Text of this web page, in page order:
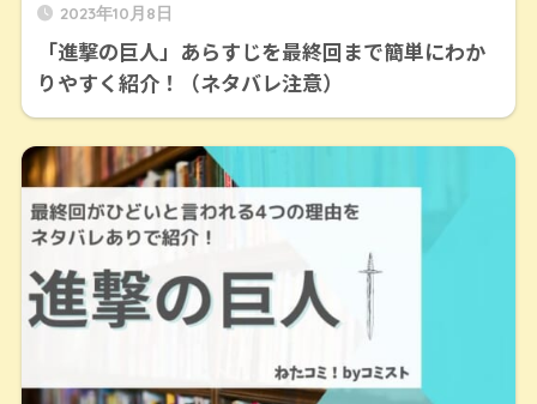
2023年10月8日
「進撃の巨人」あらすじを最終回まで簡単にわか
りやすく紹介！（ネタバレ注意）